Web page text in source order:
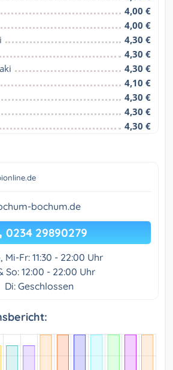
4,00 €
4,00 €
4,30 €
4,30 €
4,30 €
4,10 €
4,30 €
4,30 €
4,30 €
bochum.de
0234 29890279
Mi-Fr: 11:30 - 22:00 Uhr
So: 12:00 - 22:00 Uhr
Di: Geschlossen